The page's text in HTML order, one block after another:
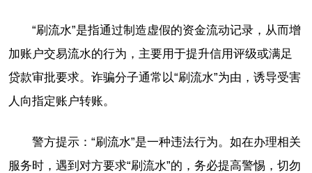
“刷流水”是指通过制造虚假的资金流动记录，从而增
加账户交易流水的行为，主要用于提升信用评级或满足
贷款审批要求。诈骗分子通常以“刷流水”为由，诱导受害
人向指定账户转账。
警方提示：“刷流水”是一种违法行为。如在办理相关
服务时，遇到对方要求“刷流水”的，务必提高警惕，切勿